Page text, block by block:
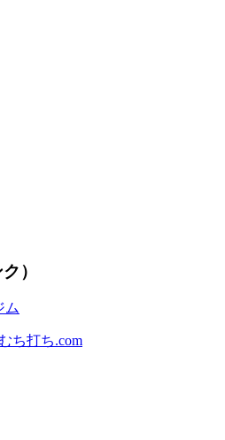
）
ち打ち.com